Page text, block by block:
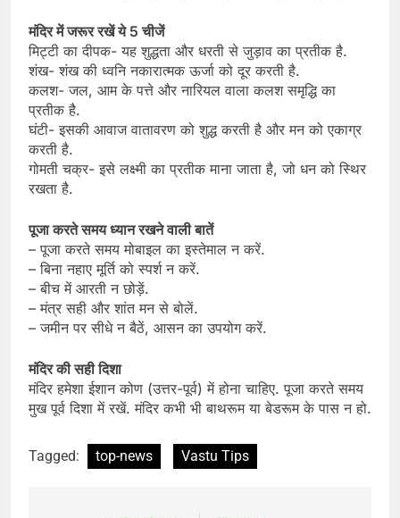
मंदिर में जरूर रखें ये 5 चीजें
मिट्टी का दीपक- यह शुद्धता और धरती से जुड़ाव का प्रतीक है.
शंख- शंख की ध्वनि नकारात्मक ऊर्जा को दूर करती है.
कलश- जल, आम के पत्ते और नारियल वाला कलश समृद्धि का
प्रतीक है.
घंटी- इसकी आवाज वातावरण को शुद्ध करती है और मन को एकाग्र
करती है.
गोमती चक्र- इसे लक्ष्मी का प्रतीक माना जाता है, जो धन को स्थिर
रखता है.
पूजा करते समय ध्यान रखने वाली बातें
– पूजा करते समय मोबाइल का इस्तेमाल न करें.
– बिना नहाए मूर्ति को स्पर्श न करें.
– बीच में आरती न छोड़ें.
– मंत्र सही और शांत मन से बोलें.
– जमीन पर सीधे न बैठें, आसन का उपयोग करें.
मंदिर की सही दिशा
मंदिर हमेशा ईशान कोण (उत्तर-पूर्व) में होना चाहिए. पूजा करते समय
मुख पूर्व दिशा में रखें. मंदिर कभी भी बाथरूम या बेडरूम के पास न हो.
Tagged: top-news Vastu Tips